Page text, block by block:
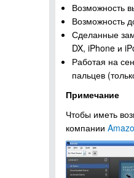
Возможность
Возможность
Сделанные
DX, iPhone и
Работая на
пальцев
Примечание
Чтобы иметь
компании